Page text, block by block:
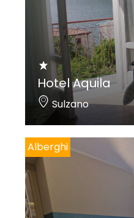
Hotel Aquila
Sulzano
Alberghi